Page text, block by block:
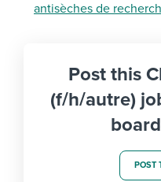
antisèches de
Post this
(f/h/autre)
POST